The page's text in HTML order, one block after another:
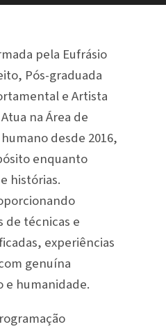
pela Eufrásio
Pós-graduada
e Artista
na Área de
desde 2016,
enquanto
histórias.
de técnicas e
experiências
genuína
e humanidade.